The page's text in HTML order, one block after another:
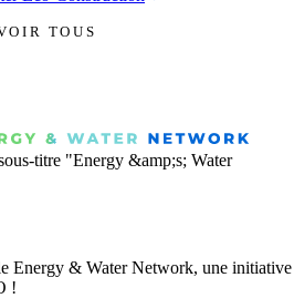
TOUS
titre "Energy &amp;s; Water
Energy & Water Network, une initiative
!